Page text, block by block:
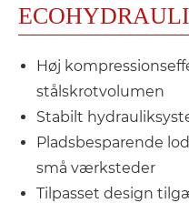
Høj
stålskrotvolumen
Stabilt
Pladsbesparende
små værksteder
Tilpasset design